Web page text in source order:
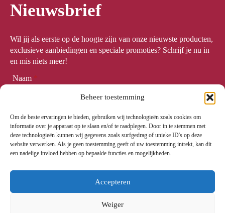
Beheer toestemming
Om de beste ervaringen te bieden, gebruiken wij technologieën zoals cookies om
informatie over je apparaat op te slaan en/of te raadplegen. Door in te stemmen met
deze technologieën kunnen wij gegevens zoals surfgedrag of unieke ID's op deze
website verwerken. Als je geen toestemming geeft of uw toestemming intrekt, kan dit
een nadelige invloed hebben op bepaalde functies en mogelijkheden.
Accepteren
Weiger
Nieuwsbrief
Wil jij als eerste op de hoogte zijn van onze nieuwste producten,
exclusieve aanbiedingen en speciale promoties? Schrijf je nu in
en mis niets meer!
Naam *
Email *
Meld me aan